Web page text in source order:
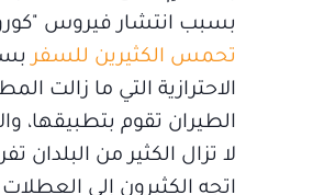
بسبب انتشار فيروس
تحمس الكثيرين للسفر
الاحترازية التي ما زالت
الطيران تقوم بتطبيقها،
لا تزال الكثير من البلدان
اتجه الكثيرون إلى